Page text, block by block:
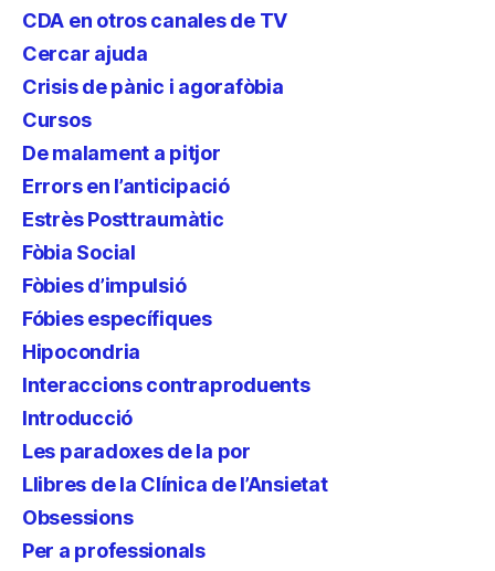
CDA en otros canales de TV
Cercar ajuda
Crisis de pànic i agorafòbia
Cursos
De malament a pitjor
Errors en l’anticipació
Estrès Posttraumàtic
Fòbia Social
Fòbies d’impulsió
Fóbies específiques
Hipocondria
Interaccions contraproduents
Introducció
Les paradoxes de la por
Llibres de la Clínica de l’Ansietat
Obsessions
Per a professionals